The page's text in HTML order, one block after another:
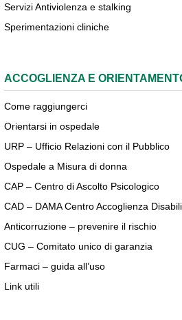
Servizi Antiviolenza e stalking
Sperimentazioni cliniche
ACCOGLIENZA E
Come raggiungerci
Orientarsi in ospedale
URP – Ufficio Relazioni con il Pubblico
Ospedale a Misura di donna
CAP – Centro di Ascolto Psicologico
CAD – DAMA Centro Accoglienza
Anticorruzione – prevenire il rischio
CUG – Comitato unico di garanzia
Farmaci – guida all’uso
Link utili